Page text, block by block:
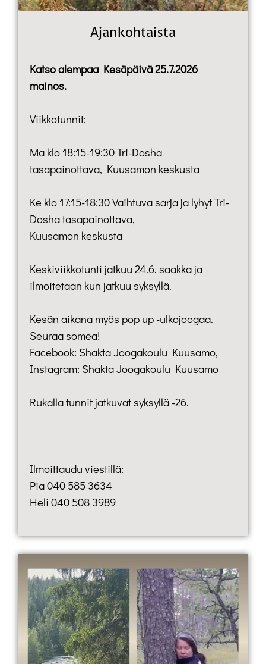
Ajankohtaista
Katso alempaa Kesäpäivä 25.7.2026
mainos.
Viikkotunnit:
Ma klo 18:15-19:30 Tri-Dosha
tasapainottava, Kuusamon keskusta
Ke klo 17:15-18:30 Vaihtuva sarja ja lyhyt Tri-
Dosha tasapainottava,
Kuusamon keskusta
Keskiviikkotunti jatkuu 24.6. saakka ja
ilmoitetaan kun jatkuu syksyllä.
Kesän aikana myös pop up -ulkojoogaa.
Seuraa somea!
Facebook: Shakta Joogakoulu Kuusamo,
Instagram: Shakta Joogakoulu Kuusamo
Rukalla tunnit jatkuvat syksyllä -26.
Ilmoittaudu viestillä:
Pia 040 585 3634
Heli 040 508 3989